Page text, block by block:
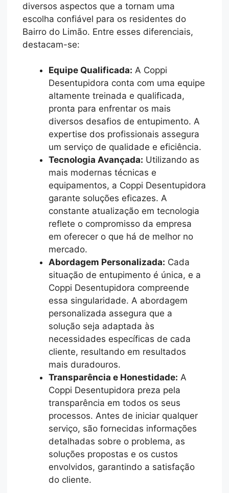
diversos aspectos que a tornam uma
escolha confiável para os residentes do
Bairro do Limão. Entre esses diferenciais,
destacam-se:
Equipe Qualificada: A Coppi
Desentupidora conta com uma equipe
altamente treinada e qualificada,
pronta para enfrentar os mais
diversos desafios de entupimento. A
expertise dos profissionais assegura
um serviço de qualidade e eficiência.
Tecnologia Avançada: Utilizando as
mais modernas técnicas e
equipamentos, a Coppi Desentupidora
garante soluções eficazes. A
constante atualização em tecnologia
reflete o compromisso da empresa
em oferecer o que há de melhor no
mercado.
Abordagem Personalizada: Cada
situação de entupimento é única, e a
Coppi Desentupidora compreende
essa singularidade. A abordagem
personalizada assegura que a
solução seja adaptada às
necessidades específicas de cada
cliente, resultando em resultados
mais duradouros.
Transparência e Honestidade: A
Coppi Desentupidora preza pela
transparência em todos os seus
processos. Antes de iniciar qualquer
serviço, são fornecidas informações
detalhadas sobre o problema, as
soluções propostas e os custos
envolvidos, garantindo a satisfação
do cliente.